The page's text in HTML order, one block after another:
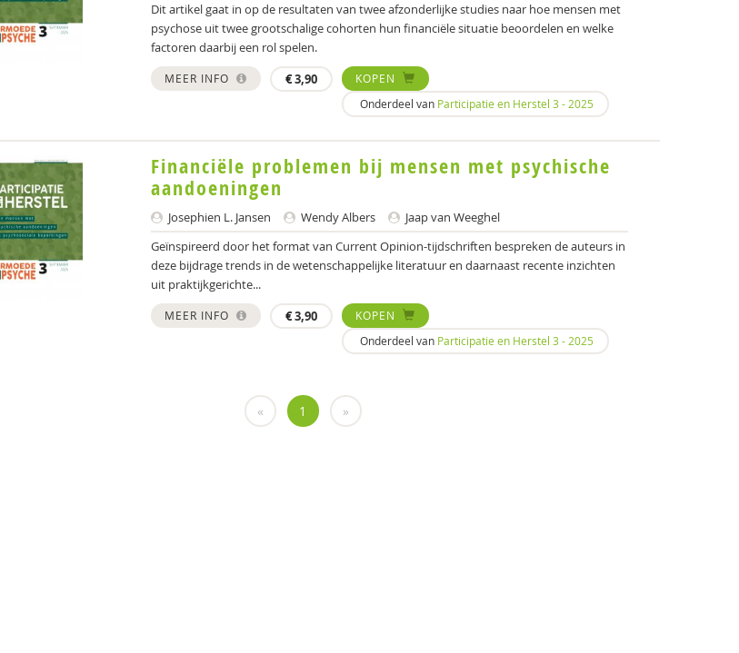
Dit artikel gaat in op de resultaten van twee afzonderlijke studies naar hoe mensen met
psychose uit twee grootschalige cohorten hun financiële situatie beoordelen en welke
factoren daarbij een rol spelen.
MEER INFO €3,90
KOPEN
Onderdeel van Participatie en Herstel 3 - 2025
Financiële problemen bij mensen met psychische
aandoeningen
Josephien L. Jansen Wendy Albers
Jaap van Weeghel
Geïnspireerd door het format van Current Opinion-tijdschriften bespreken de auteurs in
deze bijdrage trends in de wetenschappelijke literatuur en daarnaast recente inzichten
uit praktijkgerichte...
MEER INFO €3,90
KOPEN
Onderdeel van Participatie en Herstel 3 - 2025
« 1 »